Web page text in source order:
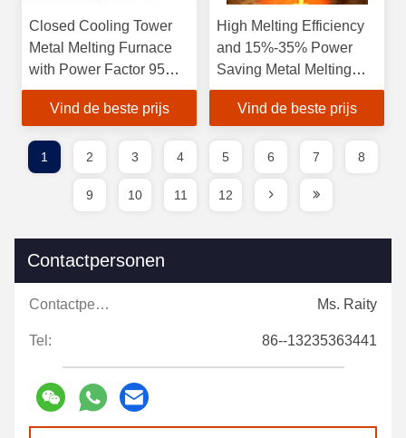
Closed Cooling Tower
Metal Melting Furnace
with Power Factor 95%
and 15%-35% Power
Saving
Vind de beste prijs
High Melting Efficiency
and 15%-35% Power
Saving Metal Melting
Furnace for Optimal
Performance
Vind de beste prijs
1 2 3 4 5 6 7 8
9 10 11 12
Contactpersonen
Contactpersonen: Ms. Raity
Tel: 86--13235363441